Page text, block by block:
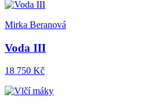
Mirka Beranová
Voda III
18 750 Kč